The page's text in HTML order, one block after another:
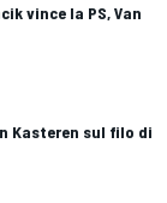
vince la PS, Van
Kasteren sul filo di